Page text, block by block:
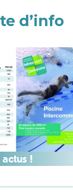
d’info
!